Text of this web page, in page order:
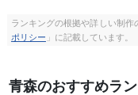
ランキングの根拠や詳しい制
ポリシー 」に記載しています。
青森のおすすめラ